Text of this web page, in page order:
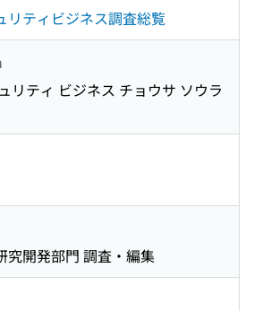
リティビジネス調査総覧
リティ ビジネス チョウサ ソウラ
究開発部門 調査・編集